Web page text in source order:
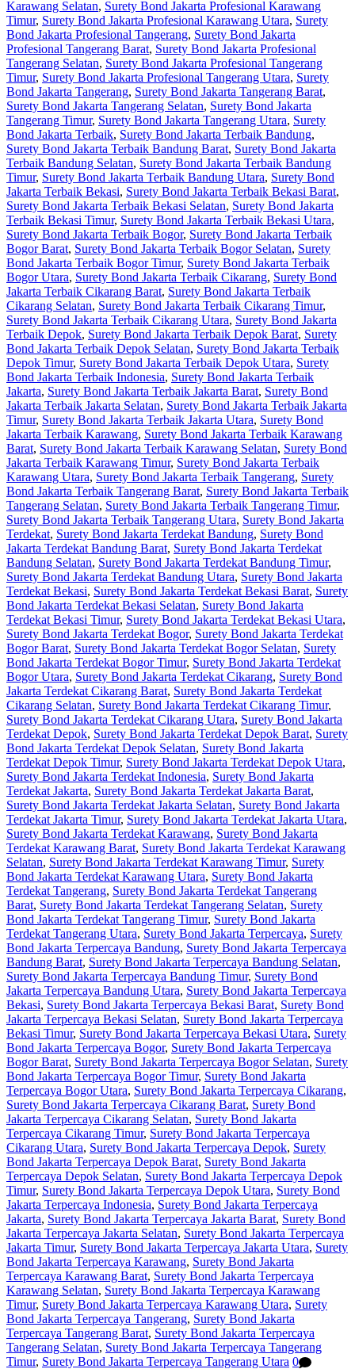
Karawang Selatan, Surety Bond Jakarta Profesional Karawang
Timur, Surety Bond Jakarta Profesional Karawang Utara, Surety
Bond Jakarta Profesional Tangerang, Surety Bond Jakarta
Profesional Tangerang Barat, Surety Bond Jakarta Profesional
Tangerang Selatan, Surety Bond Jakarta Profesional Tangerang
Timur, Surety Bond Jakarta Profesional Tangerang Utara, Surety
Bond Jakarta Tangerang, Surety Bond Jakarta Tangerang Barat,
Surety Bond Jakarta Tangerang Selatan, Surety Bond Jakarta
Tangerang Timur, Surety Bond Jakarta Tangerang Utara, Surety
Bond Jakarta Terbaik, Surety Bond Jakarta Terbaik Bandung,
Surety Bond Jakarta Terbaik Bandung Barat, Surety Bond Jakarta
Terbaik Bandung Selatan, Surety Bond Jakarta Terbaik Bandung
Timur, Surety Bond Jakarta Terbaik Bandung Utara, Surety Bond
Jakarta Terbaik Bekasi, Surety Bond Jakarta Terbaik Bekasi Barat,
Surety Bond Jakarta Terbaik Bekasi Selatan, Surety Bond Jakarta
Terbaik Bekasi Timur, Surety Bond Jakarta Terbaik Bekasi Utara,
Surety Bond Jakarta Terbaik Bogor, Surety Bond Jakarta Terbaik
Bogor Barat, Surety Bond Jakarta Terbaik Bogor Selatan, Surety
Bond Jakarta Terbaik Bogor Timur, Surety Bond Jakarta Terbaik
Bogor Utara, Surety Bond Jakarta Terbaik Cikarang, Surety Bond
Jakarta Terbaik Cikarang Barat, Surety Bond Jakarta Terbaik
Cikarang Selatan, Surety Bond Jakarta Terbaik Cikarang Timur,
Surety Bond Jakarta Terbaik Cikarang Utara, Surety Bond Jakarta
Terbaik Depok, Surety Bond Jakarta Terbaik Depok Barat, Surety
Bond Jakarta Terbaik Depok Selatan, Surety Bond Jakarta Terbaik
Depok Timur, Surety Bond Jakarta Terbaik Depok Utara, Surety
Bond Jakarta Terbaik Indonesia, Surety Bond Jakarta Terbaik
Jakarta, Surety Bond Jakarta Terbaik Jakarta Barat, Surety Bond
Jakarta Terbaik Jakarta Selatan, Surety Bond Jakarta Terbaik Jakarta
Timur, Surety Bond Jakarta Terbaik Jakarta Utara, Surety Bond
Jakarta Terbaik Karawang, Surety Bond Jakarta Terbaik Karawang
Barat, Surety Bond Jakarta Terbaik Karawang Selatan, Surety Bond
Jakarta Terbaik Karawang Timur, Surety Bond Jakarta Terbaik
Karawang Utara, Surety Bond Jakarta Terbaik Tangerang, Surety
Bond Jakarta Terbaik Tangerang Barat, Surety Bond Jakarta Terbaik
Tangerang Selatan, Surety Bond Jakarta Terbaik Tangerang Timur,
Surety Bond Jakarta Terbaik Tangerang Utara, Surety Bond Jakarta
Terdekat, Surety Bond Jakarta Terdekat Bandung, Surety Bond
Jakarta Terdekat Bandung Barat, Surety Bond Jakarta Terdekat
Bandung Selatan, Surety Bond Jakarta Terdekat Bandung Timur,
Surety Bond Jakarta Terdekat Bandung Utara, Surety Bond Jakarta
Terdekat Bekasi, Surety Bond Jakarta Terdekat Bekasi Barat, Surety
Bond Jakarta Terdekat Bekasi Selatan, Surety Bond Jakarta
Terdekat Bekasi Timur, Surety Bond Jakarta Terdekat Bekasi Utara,
Surety Bond Jakarta Terdekat Bogor, Surety Bond Jakarta Terdekat
Bogor Barat, Surety Bond Jakarta Terdekat Bogor Selatan, Surety
Bond Jakarta Terdekat Bogor Timur, Surety Bond Jakarta Terdekat
Bogor Utara, Surety Bond Jakarta Terdekat Cikarang, Surety Bond
Jakarta Terdekat Cikarang Barat, Surety Bond Jakarta Terdekat
Cikarang Selatan, Surety Bond Jakarta Terdekat Cikarang Timur,
Surety Bond Jakarta Terdekat Cikarang Utara, Surety Bond Jakarta
Terdekat Depok, Surety Bond Jakarta Terdekat Depok Barat, Surety
Bond Jakarta Terdekat Depok Selatan, Surety Bond Jakarta
Terdekat Depok Timur, Surety Bond Jakarta Terdekat Depok Utara,
Surety Bond Jakarta Terdekat Indonesia, Surety Bond Jakarta
Terdekat Jakarta, Surety Bond Jakarta Terdekat Jakarta Barat,
Surety Bond Jakarta Terdekat Jakarta Selatan, Surety Bond Jakarta
Terdekat Jakarta Timur, Surety Bond Jakarta Terdekat Jakarta Utara,
Surety Bond Jakarta Terdekat Karawang, Surety Bond Jakarta
Terdekat Karawang Barat, Surety Bond Jakarta Terdekat Karawang
Selatan, Surety Bond Jakarta Terdekat Karawang Timur, Surety
Bond Jakarta Terdekat Karawang Utara, Surety Bond Jakarta
Terdekat Tangerang, Surety Bond Jakarta Terdekat Tangerang
Barat, Surety Bond Jakarta Terdekat Tangerang Selatan, Surety
Bond Jakarta Terdekat Tangerang Timur, Surety Bond Jakarta
Terdekat Tangerang Utara, Surety Bond Jakarta Terpercaya, Surety
Bond Jakarta Terpercaya Bandung, Surety Bond Jakarta Terpercaya
Bandung Barat, Surety Bond Jakarta Terpercaya Bandung Selatan,
Surety Bond Jakarta Terpercaya Bandung Timur, Surety Bond
Jakarta Terpercaya Bandung Utara, Surety Bond Jakarta Terpercaya
Bekasi, Surety Bond Jakarta Terpercaya Bekasi Barat, Surety Bond
Jakarta Terpercaya Bekasi Selatan, Surety Bond Jakarta Terpercaya
Bekasi Timur, Surety Bond Jakarta Terpercaya Bekasi Utara, Surety
Bond Jakarta Terpercaya Bogor, Surety Bond Jakarta Terpercaya
Bogor Barat, Surety Bond Jakarta Terpercaya Bogor Selatan, Surety
Bond Jakarta Terpercaya Bogor Timur, Surety Bond Jakarta
Terpercaya Bogor Utara, Surety Bond Jakarta Terpercaya Cikarang,
Surety Bond Jakarta Terpercaya Cikarang Barat, Surety Bond
Jakarta Terpercaya Cikarang Selatan, Surety Bond Jakarta
Terpercaya Cikarang Timur, Surety Bond Jakarta Terpercaya
Cikarang Utara, Surety Bond Jakarta Terpercaya Depok, Surety
Bond Jakarta Terpercaya Depok Barat, Surety Bond Jakarta
Terpercaya Depok Selatan, Surety Bond Jakarta Terpercaya Depok
Timur, Surety Bond Jakarta Terpercaya Depok Utara, Surety Bond
Jakarta Terpercaya Indonesia, Surety Bond Jakarta Terpercaya
Jakarta, Surety Bond Jakarta Terpercaya Jakarta Barat, Surety Bond
Jakarta Terpercaya Jakarta Selatan, Surety Bond Jakarta Terpercaya
Jakarta Timur, Surety Bond Jakarta Terpercaya Jakarta Utara, Surety
Bond Jakarta Terpercaya Karawang, Surety Bond Jakarta
Terpercaya Karawang Barat, Surety Bond Jakarta Terpercaya
Karawang Selatan, Surety Bond Jakarta Terpercaya Karawang
Timur, Surety Bond Jakarta Terpercaya Karawang Utara, Surety
Bond Jakarta Terpercaya Tangerang, Surety Bond Jakarta
Terpercaya Tangerang Barat, Surety Bond Jakarta Terpercaya
Tangerang Selatan, Surety Bond Jakarta Terpercaya Tangerang
Timur, Surety Bond Jakarta Terpercaya Tangerang Utara 0